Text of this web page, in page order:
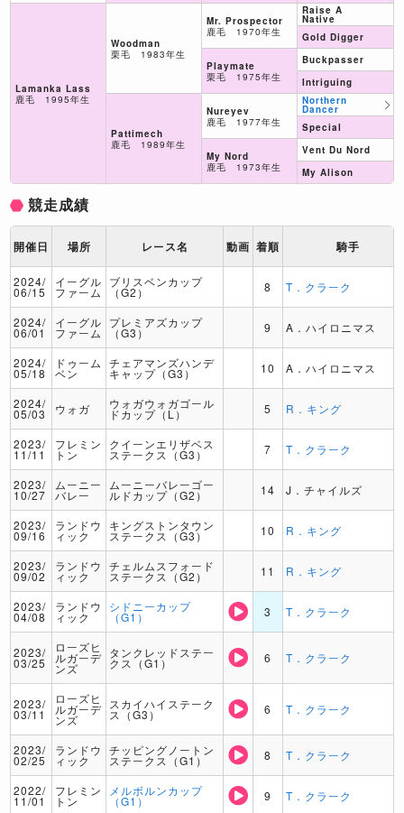
Lamanka Lass
鹿毛 1995年生
Woodman
栗毛 1983年生
Pattimech
鹿毛 1989年生
Mr. Prospector
鹿毛 1970年生
Playmate
栗毛 1975年生
Nureyev
鹿毛 1977年生
My Nord
鹿毛 1973年生
Raise A
Native
Gold Digger
Buckpasser
Intriguing
Northern
Dancer
Special
Vent Du Nord
My Alison
競走成績
開催日 場所 レース名 動画 着順 騎手
2024/
06/15
イーグル
ファーム
ブリスベンカップ
（G2） 8 T．クラーク
2024/
06/01
イーグル
ファーム
プレミアズカップ
（G3） 9 A．ハイロニマス
2024/
05/18
ドゥーム
ベン
チェアマンズハンデ
キャップ（G3） 10 A．ハイロニマス
2024/
05/03 ウォガ ウォガウォガゴール
ドカップ（L） 5 R．キング
2023/
11/11
フレミン
トン
クイーンエリザベス
ステークス（G3） 7 T．クラーク
2023/
10/27
ムーニー
バレー
ムーニーバレーゴー
ルドカップ（G2） 14 J．チャイルズ
2023/
09/16
ランドウ
ィック
キングストンタウン
ステークス（G3） 10 R．キング
2023/
09/02
ランドウ
ィック
チェルムスフォード
ステークス（G2） 11 R．キング
2023/
04/08
ランドウ
ィック
シドニーカップ
（G1） 3 T．クラーク
2023/
03/25
ローズヒ
ルガーデ
ンズ
タンクレッドステー
クス（G1） 6 T．クラーク
2023/
03/11
ローズヒ
ルガーデ
ンズ
スカイハイステーク
ス（G3） 6 T．クラーク
2023/
02/25
ランドウ
ィック
チッピングノートン
ステークス（G1） 8 T．クラーク
2022/
11/01
フレミン
トン
メルボルンカップ
（G1） 9 T．クラーク